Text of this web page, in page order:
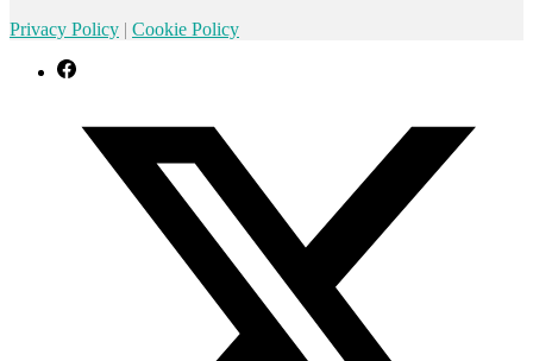
Privacy Policy | Cookie Policy